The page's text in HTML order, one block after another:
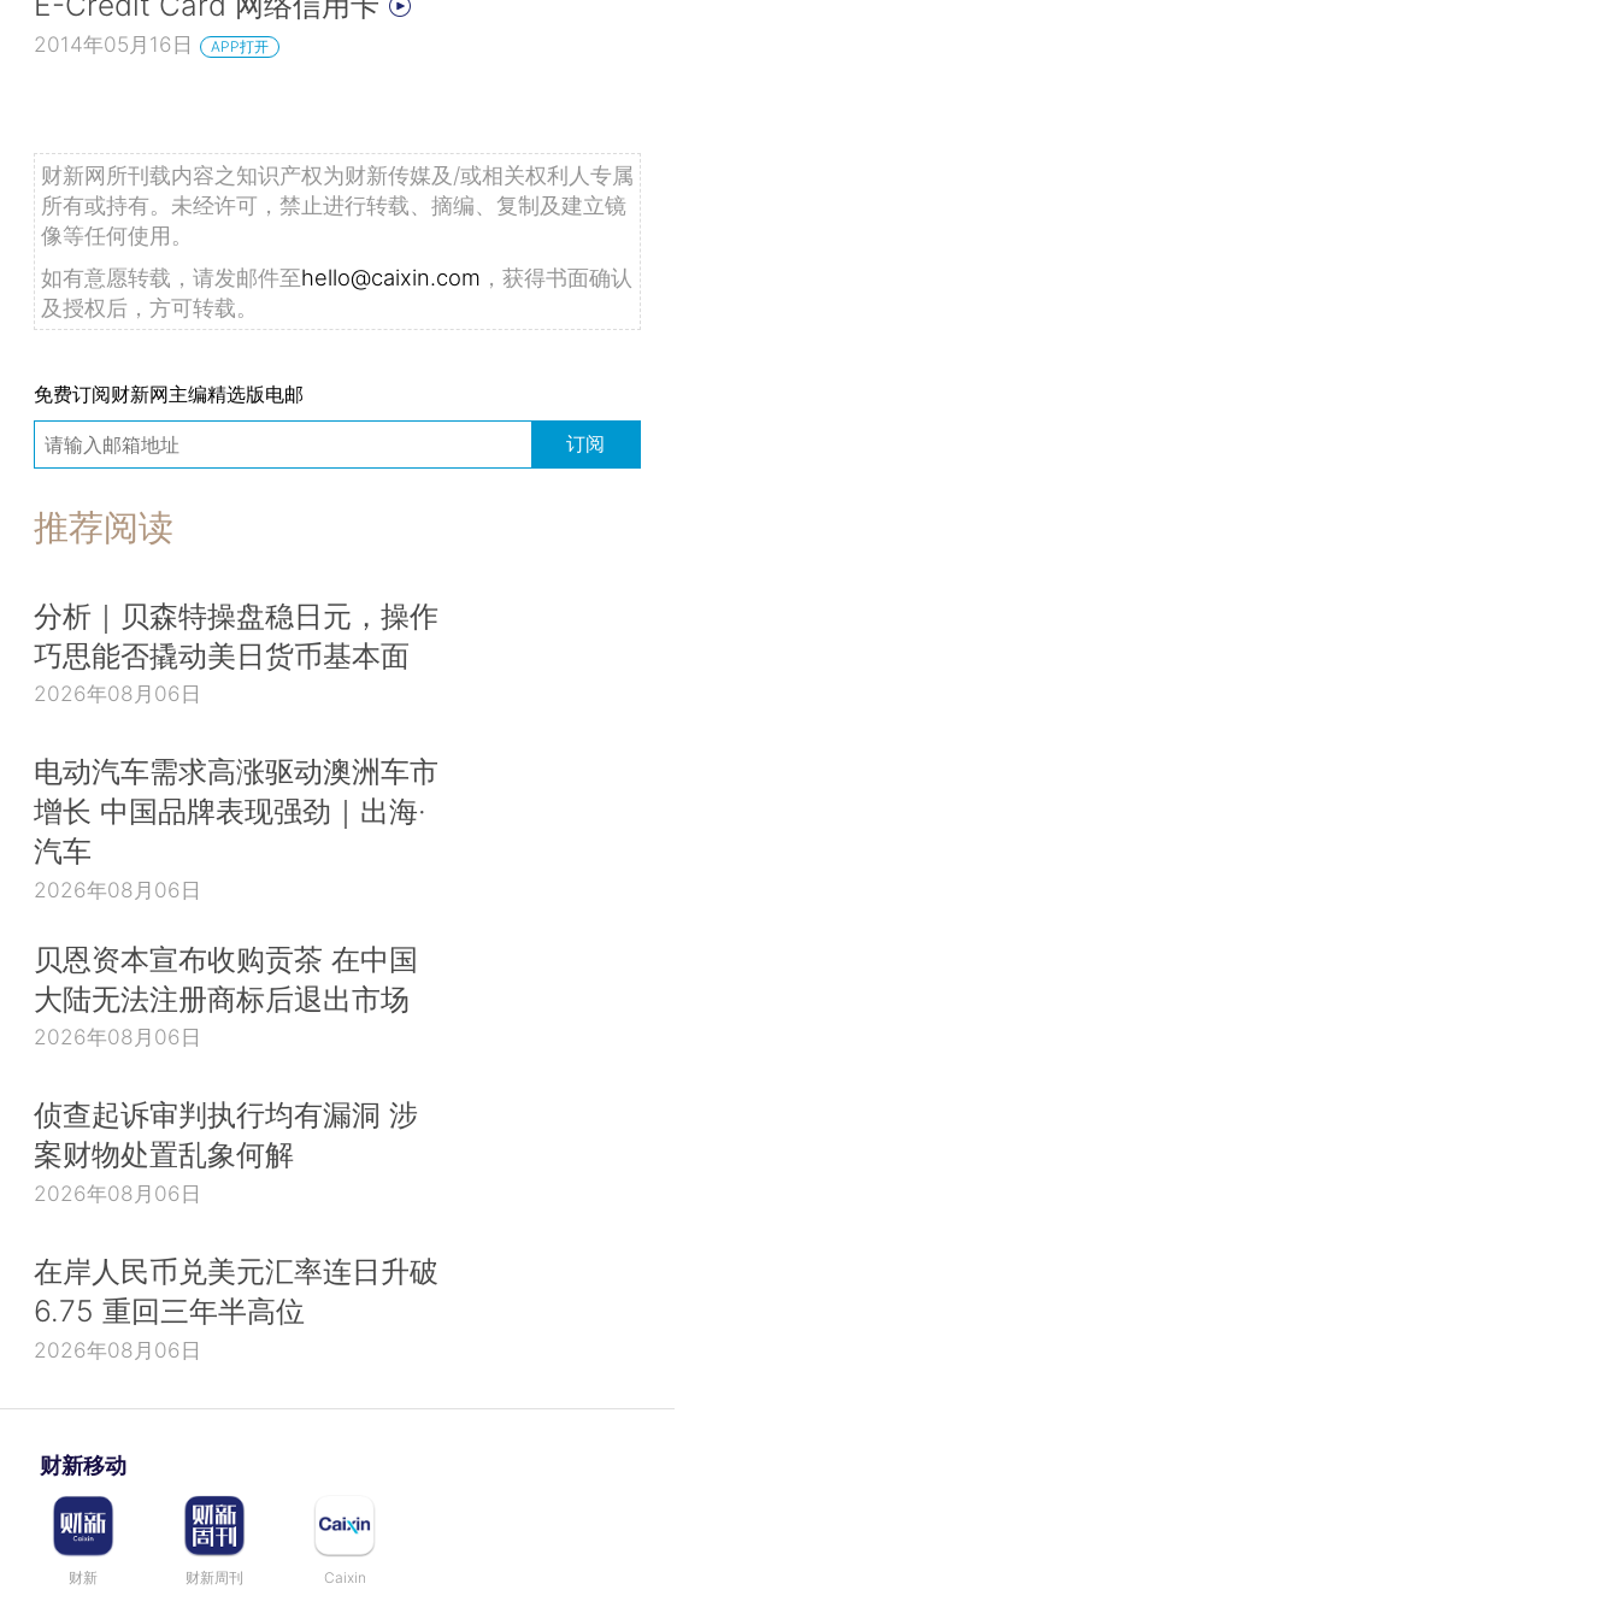
2014年05月16日 APP打开
财新网所刊载内容之知识产权为财新传媒及/或相关权利人专属
所有或持有。未经许可，禁止进行转载、摘编、复制及建立镜
像等任何使用。
如有意愿转载，请发邮件至hello@caixin.com ，获得书面确认
及授权后，方可转载。
免费订阅财新网主编精选版电邮
订阅
推荐阅读
分析｜贝森特操盘稳日元，操作
巧思能否撬动美日货币基本面
2026年08月06日
电动汽车需求高涨驱动澳洲车市
增长 中国品牌表现强劲｜出海·
汽车
2026年08月06日
贝恩资本宣布收购贡茶 在中国
大陆无法注册商标后退出市场
2026年08月06日
侦查起诉审判执行均有漏洞 涉
案财物处置乱象何解
2026年08月06日
在岸人民币兑美元汇率连日升破
6.75 重回三年半高位
2026年08月06日
财新移动
财新 财新周刊 Caixin